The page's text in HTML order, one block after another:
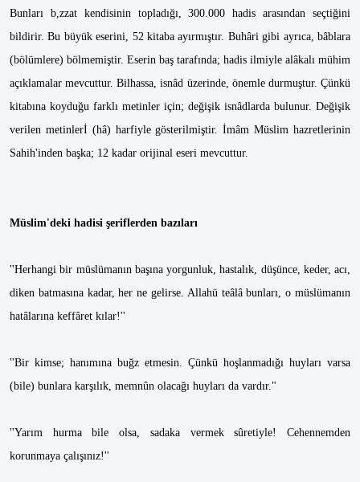
Bunları b,zzat kendisinin topladığı, 300.000 hadis arasından seçtiğini
bildirir. Bu büyük eserini, 52 kitaba ayırmıştır. Buhâri gibi ayrıca, bâblara
(bölümlere) bölmemiştir. Eserin baş tarafında; hadis ilmiyle alâkalı mühim
açıklamalar mevcuttur. Bilhassa, isnâd üzerinde, önemle durmuştur. Çünkü
kitabına koyduğu farklı metinler için; değişik isnâdlarda bulunur. Değişik
verilen metinlerİ (hâ) harfiyle gösterilmiştir. İmâm Müslim hazretlerinin
Sahih'inden başka; 12 kadar orijinal eseri mevcuttur.
Müslim'deki hadisi şeriflerden bazıları
''Herhangi bir müslümanın başına yorgunluk, hastalık, düşünce, keder, acı,
diken batmasına kadar, her ne gelirse. Allahü teâlâ bunları, o müslümanın
hatâlarına keffâret kılar!''
''Bir kimse; hanımına buğz etmesin. Çünkü hoşlanmadığı huyları varsa
(bile) bunlara karşılık, memnûn olacağı huyları da vardır."
''Yarım hurma bile olsa, sadaka vermek sûretiyle! Cehennemden
korunmaya çalışınız!''